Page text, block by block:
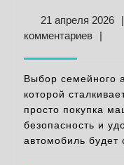
для
21 апреля 202621|
комментариев
|
Выбор семейного
которой
просто покупка
безопасность и
автомобиль будет